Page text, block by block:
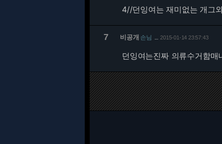
4//던잉여는 재미없는 개그
7 비공개 손님 2015-01-14 23:57:43
던잉여는진짜 의류수거함